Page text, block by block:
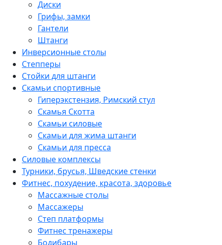
Диски
Грифы, замки
Гантели
Штанги
Инверсионные столы
Степперы
Стойки для штанги
Скамьи спортивные
Гиперэкстензия, Римский стул
Скамья Скотта
Скамьи силовые
Скамьи для жима штанги
Скамьи для пресса
Силовые комплексы
Турники, брусья, Шведские стенки
Фитнес, похудение, красота, здоровье
Массажные столы
Массажеры
Степ платформы
Фитнес тренажеры
Бодибары